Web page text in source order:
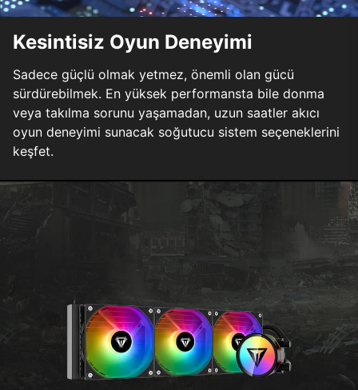
Kesintisiz Oyun Deneyimi
Sadece güçlü olmak yetmez, önemli olan gücü
sürdürebilmek. En yüksek performansta bile donma
veya takılma sorunu yaşamadan, uzun saatler akıcı
oyun deneyimi sunacak soğutucu sistem seçeneklerini
keşfet.